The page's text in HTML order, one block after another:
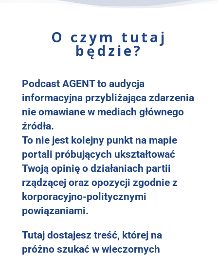
O czym tutaj
będzie?
Podcast AGENT to audycja
informacyjnaprzybliżająca zdarzenia
nie omawiane w mediach głównego
źródła.
To nie jest kolejny punkt na mapie
portali próbujących ukształtować
Twoją opinię o działaniach partii
rządzącej oraz opozycji zgodnie z
korporacyjno-politycznymi
powiązaniami.
Tutaj dostajesz treść, której na
próżno szukać w wieczornych